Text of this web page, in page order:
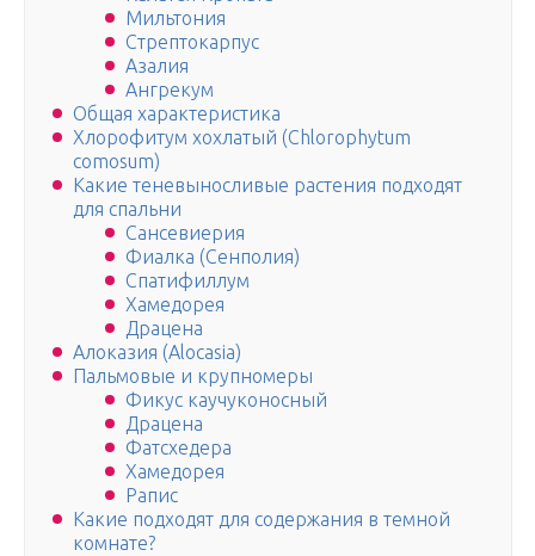
Мильтония
Стрептокарпус
​Азалия
Ангрекум
Общая характеристика
Хлорофитум хохлатый (Chlorophytum
comosum)
Какие теневыносливые растения подходят
для спальни
Сансевиерия
Фиалка (Сенполия)
Спатифиллум
Хамедорея
Драцена
Алоказия (Alocasia)
Пальмовые и крупномеры
Фикус каучуконосный
Драцена
Фатсхедера
Хамедорея
Рапис
Какие подходят для содержания в темной
комнате?